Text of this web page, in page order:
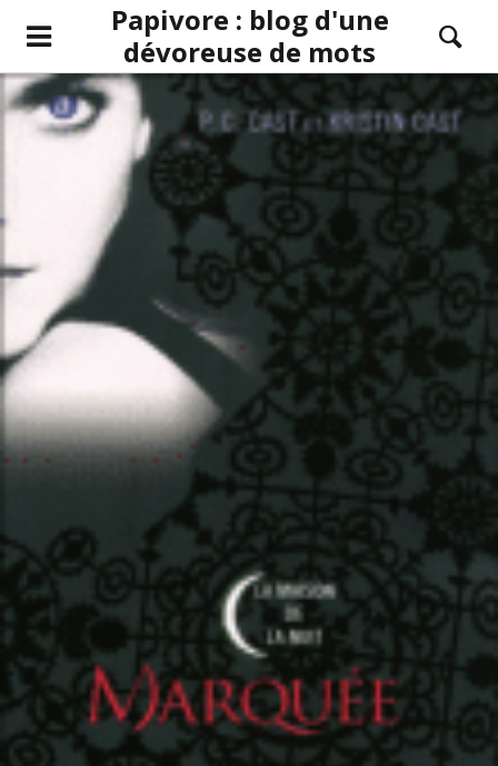
Papivore : blog d'une
dévoreuse de mots
LIRE LA SUITE